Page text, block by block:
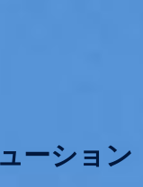
ーション